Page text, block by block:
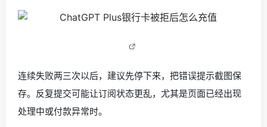
连续失败两三次以后，建议先停下来，把错误提示截图保
存。反复提交可能让订阅状态更乱，尤其是页面已经出现
处理中或付款异常时。